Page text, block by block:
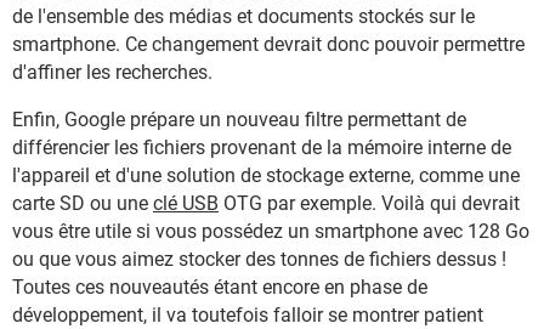
de l'ensemble des médias et documents stockés sur le
smartphone. Ce changement devrait donc pouvoir permettre
d'affiner les recherches.
Enfin, Google prépare un nouveau filtre permettant de
différencier les fichiers provenant de la mémoire interne de
l'appareil et d'une solution de stockage externe, comme une
carte SD ou une clé USB OTG par exemple. Voilà qui devrait
vous être utile si vous possédez un smartphone avec 128 Go
ou que vous aimez stocker des tonnes de fichiers dessus !
Toutes ces nouveautés étant encore en phase de
développement, il va toutefois falloir se montrer patient